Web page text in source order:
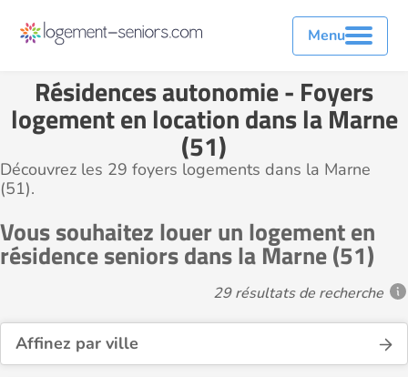
Menu
Résidences autonomie - Foyers
logement en location dans la Marne
(51)
Découvrez les 29 foyers logements dans la Marne
(51).
Vous souhaitez louer un logement en
résidence seniors dans la Marne (51)
29 résultats de recherche
Affinez par ville